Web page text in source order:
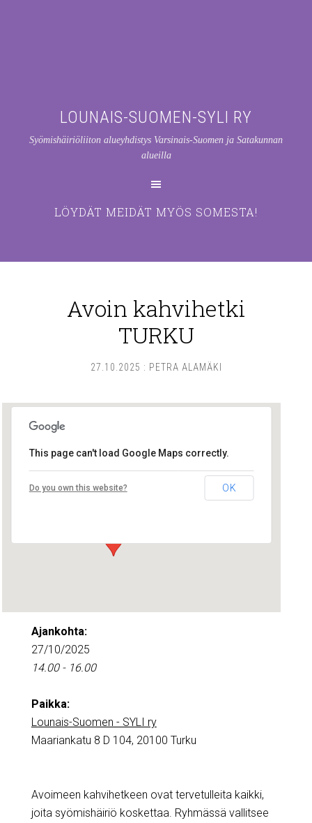
LOUNAIS-SUOMEN-SYLI RY
Syömishäiriöliiton alueyhdistys Varsinais-Suomen ja Satakunnan
alueilla
LÖYDÄT MEIDÄT MYÖS SOMESTA!
Avoin kahvihetki
TURKU
27.10.2025 : PETRA ALAMÄKI
Lounais-Suomen – SYLI ry
Maariankatu 8 D 104 - Turku
This page can't load Google Maps correctly.
Do you own this website? OK
Ajankohta:
27/10/2025
14.00 - 16.00
Paikka:
Lounais-Suomen - SYLI ry
Maariankatu 8 D 104, 20100 Turku
Avoimeen kahvihetkeen ovat tervetulleita kaikki,
joita syömishäiriö koskettaa. Ryhmässä vallitsee